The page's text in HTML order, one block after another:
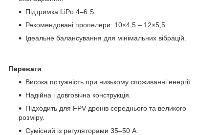
Підтримка LiPo 4–6 S.
Рекомендовані пропелери: 10×4,5 – 12×5,5.
Ідеальне балансування для мінімальних вібрацій.
Переваги
Висока потужність при низькому споживанні енергії.
Надійна і довговічна конструкція.
Підходить для FPV-дронів середнього та великого
розміру.
Сумісний із регуляторами 35–50 A.